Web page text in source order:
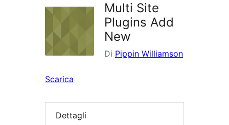
Multi Site
Plugins Add
New
Di Pippin Williamson
Scarica
Dettagli